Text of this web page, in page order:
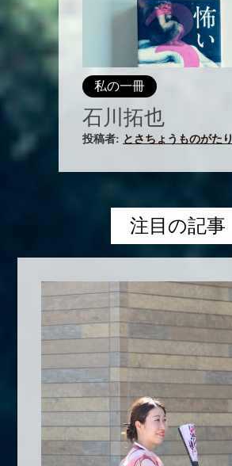
私の一冊
石川拓也
投稿者: とさちょうものがたり
注目の記事